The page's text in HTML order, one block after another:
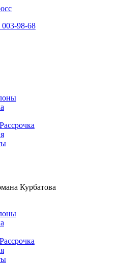
98-68
Курбатова